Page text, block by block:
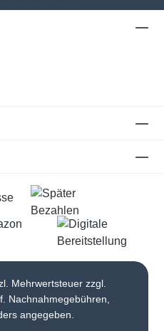
Mehrwertsteuer zzgl.
Nachnahmegebühren,
angegeben.